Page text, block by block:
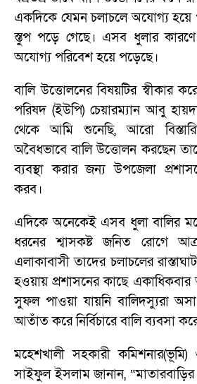
একদিকে যেমন চলাচলে অযোগ্য হয়ে
স্তুপ পড়ে গেছে। এসব ধুলার কারণে
অযোগ্য পরিবেশ হয়ে পড়েছে।
বালি উত্তোলনের বিষয়টির স্বীকার
পরিষদ (ইউপি) চেয়ারম্যান আবু
থেকে আমি শুনেছি, আরো
অবৈধভাবে বালি উত্তোলন করছেন
ব্যবস্থা করার জন্য উপজেলা
করব।
এদিকে অনেকেই এসব ধুলা বালির
ধরনের শ্বাসকষ্ট জনিত রোগে
এলাকাবাসী তাদের চলাচলের
হওয়ায় প্রশাসনের কাছে
সুফল পাওয়া যায়নি বালিদস্যুরা
আতাঁত করে নির্বিচারে বালি ব্যবসা
মহেশখালী সহকারী কমিশনার(ভূমি) ও
সাইফুল ইসলাম জানান, “মাতারবাড়ির